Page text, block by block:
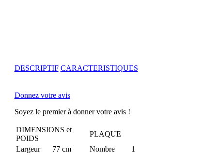
DESCRIPTIF CARACTERISTIQUES
Donnez votre avis
Soyez le premier à donner votre avis !
DIMENSIONS et
POIDS
PLAQUE
Largeur
77 cm Nombre
1